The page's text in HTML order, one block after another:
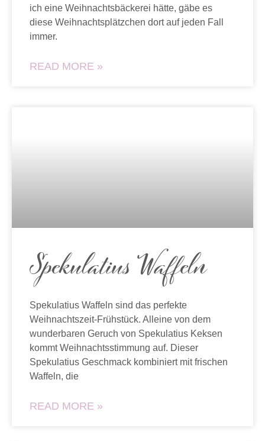
ich eine Weihnachtsbäckerei hätte, gäbe es
diese Weihnachtsplätzchen dort auf jeden Fall
immer.
READ MORE »
Spekulatius Waffeln
Spekulatius Waffeln sind das perfekte
Weihnachtszeit-Frühstück. Alleine von dem
wunderbaren Geruch von Spekulatius Keksen
kommt Weihnachtsstimmung auf. Dieser
Spekulatius Geschmack kombiniert mit frischen
Waffeln, die
READ MORE »